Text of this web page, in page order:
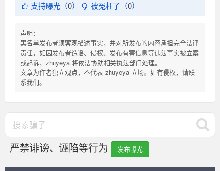
支持曝光（0） 被冤枉了（0）
声明：
黑名单发布者须客观描述事实，并对所发布的内容承担完全法律
责任，如因发布者造谣、侵权、发布有害信息等违法事实被立案
或起诉，zhuyeya 将依法协助相关执法部门处理。
文章为作者独立观点，不代表 zhuyeya 立场。如有侵权，请联
系我们。
严禁诽谤、诬陷等行为 发布曝光